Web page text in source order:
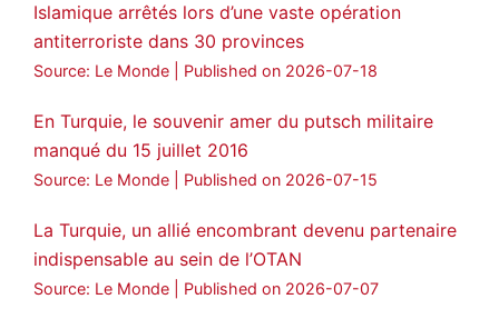
Islamique arrêtés lors d’une vaste opération
antiterroriste dans 30 provinces
Source: Le Monde Published on 2026-07-18
En Turquie, le souvenir amer du putsch militaire
manqué du 15 juillet 2016
Source: Le Monde Published on 2026-07-15
La Turquie, un allié encombrant devenu partenaire
indispensable au sein de l’OTAN
Source: Le Monde Published on 2026-07-07